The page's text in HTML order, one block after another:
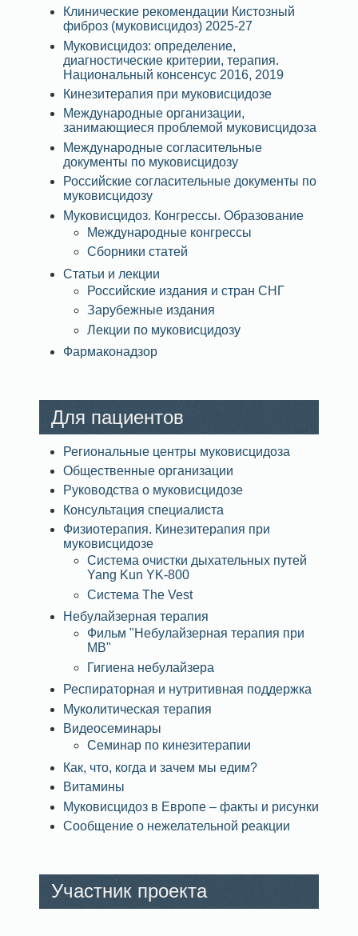
Клинические рекомендации Кистозный
фиброз (муковисцидоз) 2025-27
Муковисцидоз: определение,
диагностические критерии, терапия.
Национальный консенсус 2016, 2019
Кинезитерапия при муковисцидозе
Международные организации,
занимающиеся проблемой муковисцидоза
Международные согласительные
документы по муковисцидозу
Российские согласительные документы по
муковисцидозу
Муковисцидоз. Конгрессы. Образование
Международные конгрессы
Сборники статей
Статьи и лекции
Российские издания и стран СНГ
Зарубежные издания
Лекции по муковисцидозу
Фармаконадзор
Для пациентов
Региональные центры муковисцидоза
Общественные организации
Руководства о муковисцидозе
Консультация специалиста
Физиотерапия. Кинезитерапия при
муковисцидозе
Система очистки дыхательных путей
Yang Kun YK-800
Система The Vest
Небулайзерная терапия
Фильм "Небулайзерная терапия при
МВ"
Гигиена небулайзера
Респираторная и нутритивная поддержка
Муколитическая терапия
Видеосеминары
Семинар по кинезитерапии
Как, что, когда и зачем мы едим?
Витамины
Муковисцидоз в Европе – факты и рисунки
Сообщение о нежелательной реакции
Участник проекта